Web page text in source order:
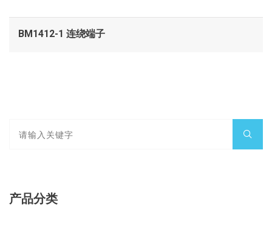
BM1412-1 连绕端子
产品分类